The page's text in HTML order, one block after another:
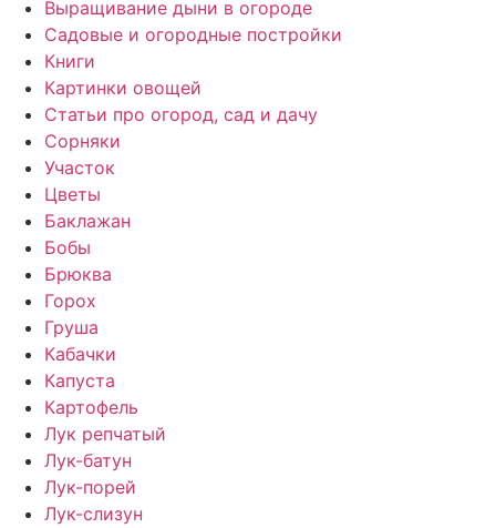
Выращивание дыни в огороде
Садовые и огородные постройки
Книги
Картинки овощей
Статьи про огород, сад и дачу
Сорняки
Участок
Цветы
Баклажан
Бобы
Брюква
Горох
Груша
Кабачки
Капуста
Картофель
Лук репчатый
Лук-батун
Лук-порей
Лук-слизун